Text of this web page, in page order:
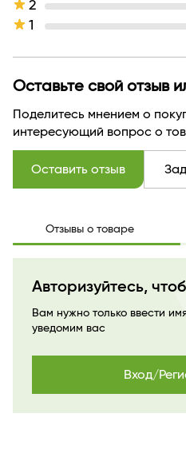
Тип кожи
Назначение продукта
Тон
Страна бренда
2
1
Оставьте свой отзыв
Поделитесь мнением о
интересующий вопрос о
Оставить отзыв
Отзывы о товаре
Авторизуйтесь,
Вам нужно только ввести
уведомим вас
Вход/